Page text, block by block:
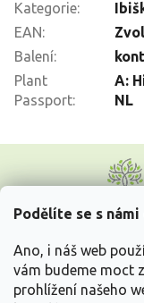
Podělíte se s námi
Ano, i náš web
vám budeme moct
prohlížení našeho
Kategorie:
EAN:
Balení:
Plant
Passport:
A:
NL
p
Vše o nákupu
Informace pro